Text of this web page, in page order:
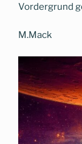
Vordergrund
M.Mack